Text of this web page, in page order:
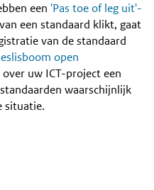
een 'Pas toe of leg uit'-
een standaard klikt, gaat
van de standaard
open
uw ICT-project een
waarschijnlijk
situatie.